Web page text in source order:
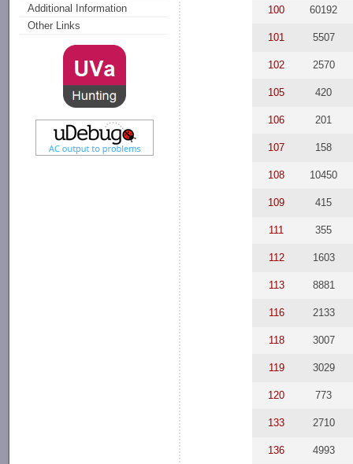
Additional Information
Other Links
100 60192
101 5507
102 2570
105 420
106 201
107 158
108 10450
109 415
111 355
112 1603
113 8881
116 2133
118 3007
119 3029
120 773
133 2710
136 4993